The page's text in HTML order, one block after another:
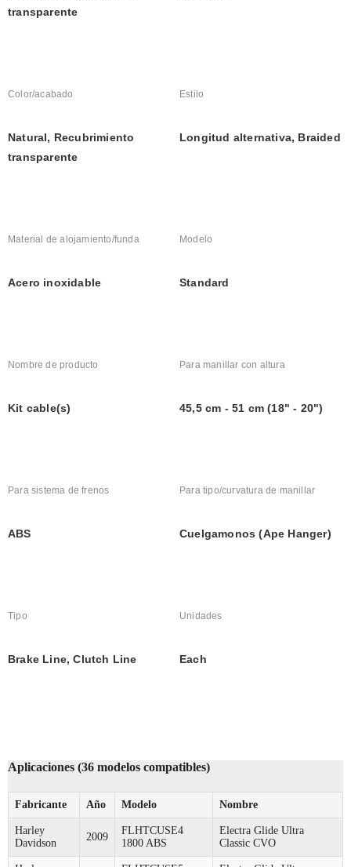
transparente
Color/acabado
Natural, Recubrimiento
transparente
Estilo
Longitud alternativa, Braided
Material de alojamiento/funda
Acero inoxidable
Modelo
Standard
Nombre de producto
Kit cable(s)
Para manillar con altura
45,5 cm - 51 cm (18" - 20")
Para sistema de frenos
ABS
Para tipo/curvatura de manillar
Cuelgamonos (Ape Hanger)
Tipo
Brake Line, Clutch Line
Unidades
Each
Aplicaciones (36 modelos compatibles)
Fabricante Año Modelo Nombre
Harley
Davidson
2009
FLHTCUSE4
1800 ABS
Electra Glide Ultra
Classic CVO